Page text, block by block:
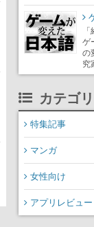
ゲ
の
究
カテゴリ
特集記事
マンガ
女性向け
アプリレビュー